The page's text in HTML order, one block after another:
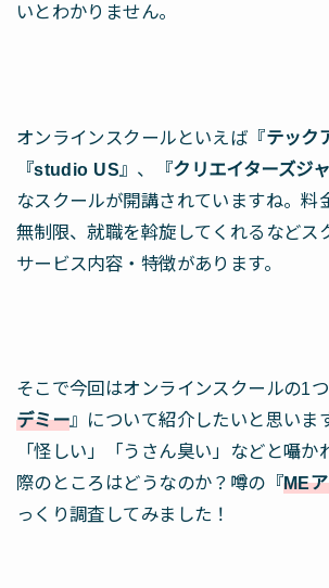
いとわかりません。
オンラインスクールといえば『テック
『studio US 』、『クリエイターズジ
なスクールが開講されていますね。料
無制限、就職を斡旋してくれるなどス
サービス内容・特徴があります。
そこで今回はオンラインスクールの1
デミー』について紹介したいと思いま
「怪しい」「うさん臭い」などと囁か
際のところはどうなのか？噂の『ME
っくり調査してみました！